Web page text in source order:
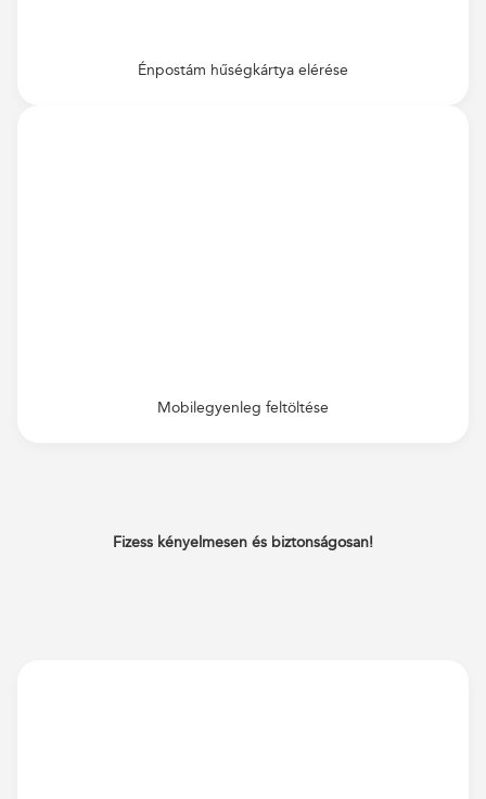
Énpostám hűségkártya elérése
Mobilegyenleg feltöltése
Fizess kényelmesen és biztonságosan!